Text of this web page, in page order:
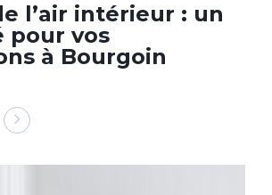
l’air intérieur : un
pour vos
à Bourgoin